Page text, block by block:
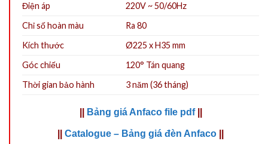
Điện áp
220V ~ 50/60Hz
Chỉ số hoàn màu
Ra 80
Kích thước
Ø225 x H35 mm
Góc chiếu
120° Tán quang
Thời gian bảo hành
3 năm (36 tháng)
Bảng giá Anfaco file pdf
Catalogue – Bảng giá đèn Anfaco